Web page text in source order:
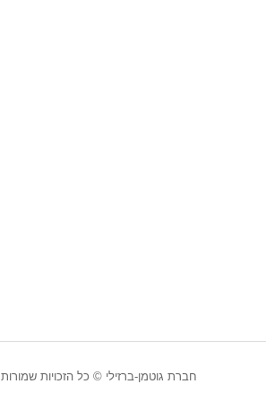
חברת גוטמן-ברזילי © כל הזכויות שמורות.